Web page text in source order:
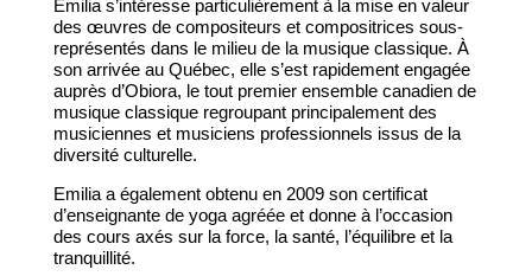
Emilia s’intéresse particulièrement à la mise en valeur
des œuvres de compositeurs et compositrices sous-
représentés dans le milieu de la musique classique. À
son arrivée au Québec, elle s’est rapidement engagée
auprès d’Obiora, le tout premier ensemble canadien de
musique classique regroupant principalement des
musiciennes et musiciens professionnels issus de la
diversité culturelle.
Emilia a également obtenu en 2009 son certificat
d’enseignante de yoga agréée et donne à l’occasion
des cours axés sur la force, la santé, l’équilibre et la
tranquillité.